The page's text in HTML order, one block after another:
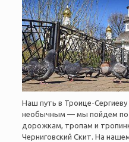
Наш путь в Троице-
необычным — мы пойдем по
дорожкам, тропам и
Черниговский Скит. На